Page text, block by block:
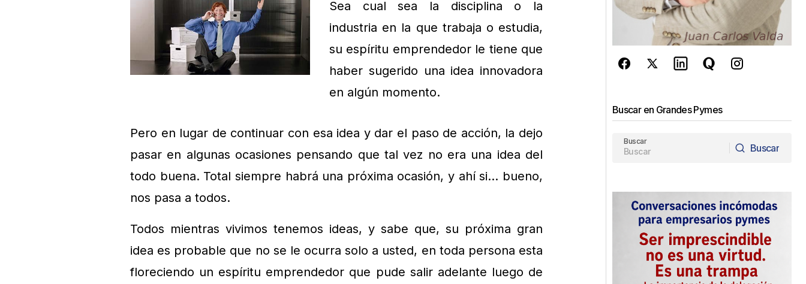
Sea cual sea la disciplina o la
industria en la que trabaja o estudia,
su espíritu emprendedor le tiene que
haber sugerido una idea innovadora
en algún momento.
Pero en lugar de continuar con esa idea y dar el paso de acción, la dejo
pasar en algunas ocasiones pensando que tal vez no era una idea del
todo buena. Total siempre habrá una próxima ocasión, y ahí si… bueno,
nos pasa a todos.
Todos mientras vivimos tenemos ideas, y sabe que, su próxima gran
idea es probable que no se le ocurra solo a usted, en toda persona esta
floreciendo un espíritu emprendedor que pude salir adelante luego de
Buscar en Grandes Pymes
Buscar
Buscar